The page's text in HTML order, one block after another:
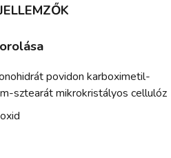
povidon karboximetil-
sztearát mikrokristályos cellulóz